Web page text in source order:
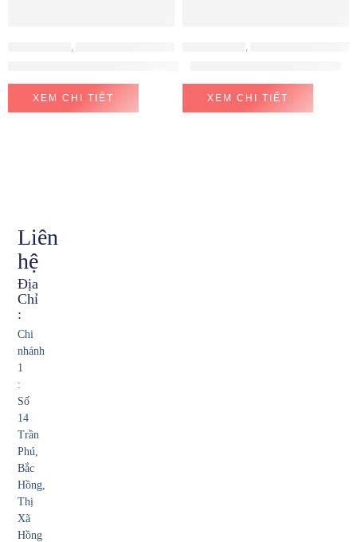
XEM CHI TIẾT XEM CHI TIẾT
Liên
hệ
Địa
Chỉ
:
Chi
nhánh
1
:
Số
14
Trần
Phú,
Bắc
Hồng,
Thị
Xã
Hồng